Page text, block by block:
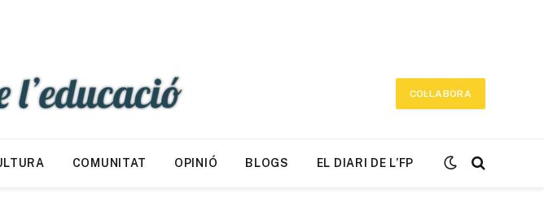
COL·LABORA
COMUNITAT OPINIÓ BLOGS EL DIARI DE L’FP